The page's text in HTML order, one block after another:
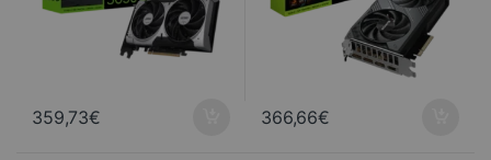
359,73€ 366,66€